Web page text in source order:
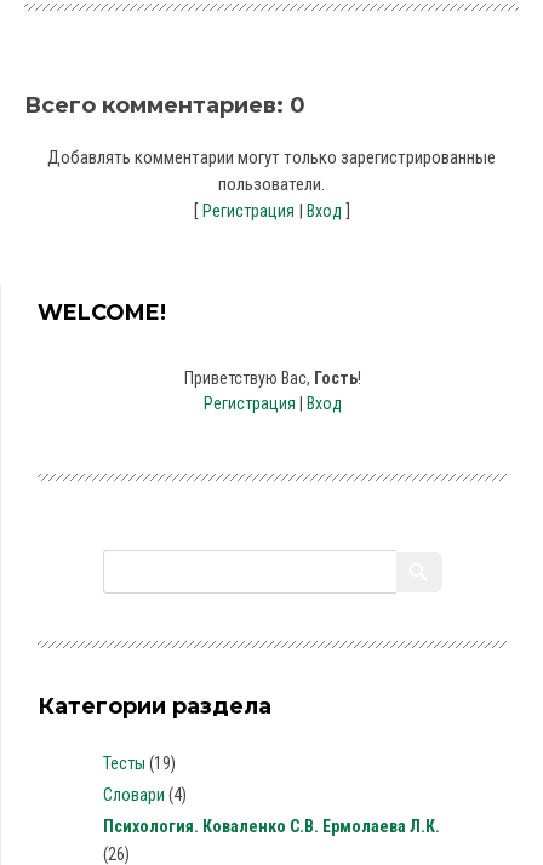
Всего комментариев: 0
Добавлять комментарии могут только зарегистрированные
пользователи.
[ Регистрация | Вход ]
WELCOME!
Приветствую Вас, Гость!
Регистрация
Вход
Категории раздела
Тесты (19)
Словари (4)
Психология. Коваленко С.В. Ермолаева Л.К.
(26)